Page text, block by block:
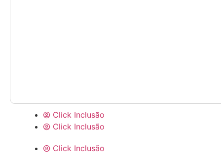
Click Inclusão
Click Inclusão
Click Inclusão